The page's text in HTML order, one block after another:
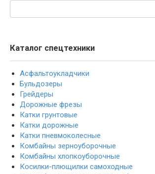
Каталог спецтехники
Асфальтоукладчики
Бульдозеры
Грейдеры
Дорожные фрезы
Катки грунтовые
Катки дорожные
Катки пневмоколесные
Комбайны зерноуборочные
Комбайны хлопкоуборочные
Косилки-плющилки самоходные